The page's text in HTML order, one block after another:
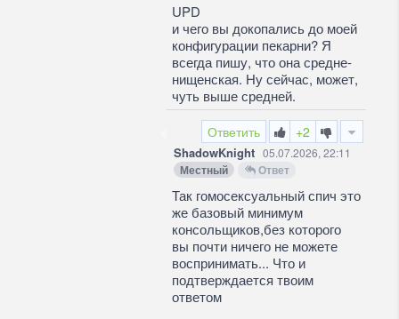
UPD
и чего вы докопались до моей
конфигурации пекарни? Я
всегда пишу, что она средне-
нищенская. Ну сейчас, может,
чуть выше средней.
Ответить +2
ShadowKnight 05.07.2026, 22:11
Местный Ответ
Так гомосексуальный спич это
же базовый минимум
консольщиков,без которого
вы почти ничего не можете
воспринимать... Что и
подтверждается твоим
ответом